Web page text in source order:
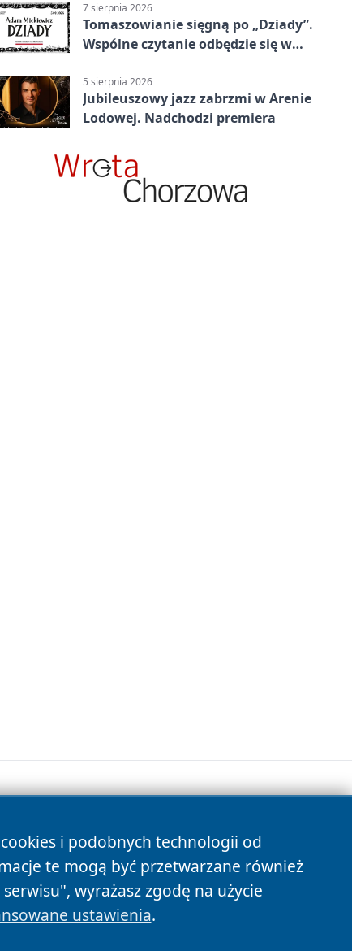
7 sierpnia 2026
Tomaszowianie sięgną po „Dziady”.
Wspólne czytanie odbędzie się w
5 sierpnia 2026
Jubileuszowy jazz zabrzmi w Arenie
Lodowej. Nadchodzi premiera
i podobnych technologii od
te mogą być przetwarzane również
wyrażasz zgodę na użycie
ustawienia.